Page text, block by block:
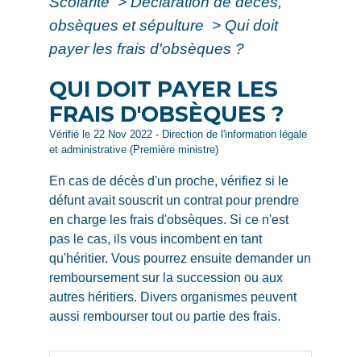
obsèques et sépulture > Qui doit
payer les frais d'obsèques ?
QUI DOIT PAYER LES
FRAIS D'OBSÈQUES ?
Vérifié le 22 Nov 2022 - Direction de l'information légale
et administrative (Première ministre)
En cas de décès d'un proche, vérifiez si le
défunt avait souscrit un contrat pour prendre
en charge les frais d'obsèques. Si ce n'est
pas le cas, ils vous incombent en tant
qu'héritier. Vous pourrez ensuite demander un
remboursement sur la succession ou aux
autres héritiers. Divers organismes peuvent
aussi rembourser tout ou partie des frais.